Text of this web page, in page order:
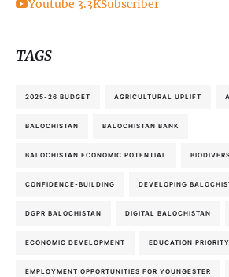
Youtube 3.3KSubscriber
TAGS
2025-26 BUDGET AGRICULTURAL UPLIFT
BALOCHISTAN BALOCHISTAN BANK
BALOCHISTAN ECONOMIC POTENTIAL
CONFIDENCE-BUILDING DEVELOPING
DGPR BALOCHISTAN DIGITAL BALOCHISTAN
ECONOMIC DEVELOPMENT EDUCATION PRIORITY
EMPLOYMENT OPPORTUNITIES FOR YOUNGESTER